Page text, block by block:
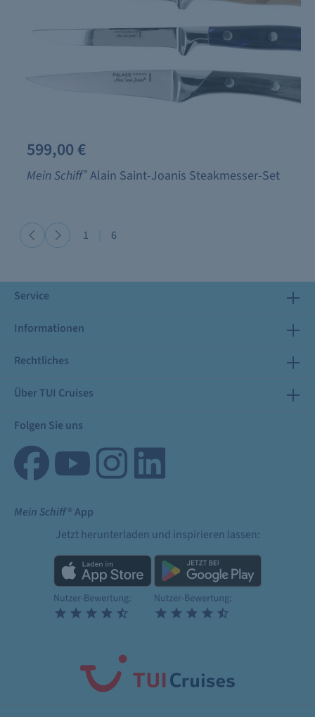
599,00 €
Mein Schiff® Alain Saint-Joanis Steakmesser-Set
1 6
Service
Informationen
Rechtliches
Über TUI Cruises
Folgen Sie uns
Mein Schiff® App
Jetzt herunterladen und inspirieren lassen: